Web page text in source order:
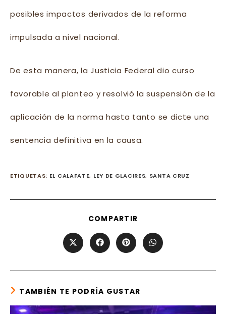
posibles impactos derivados de la reforma
impulsada a nivel nacional.
De esta manera, la Justicia Federal dio curso
favorable al planteo y resolvió la suspensión de la
aplicación de la norma hasta tanto se dicte una
sentencia definitiva en la causa.
ETIQUETAS: EL CALAFATE, LEY DE GLACIRES, SANTA CRUZ
COMPARTIR
CONTENT
Opens
in
window
Opens
in
window
Opens
in
window
Opens
in
window
TAMBIÉN TE PODRÍA GUSTAR